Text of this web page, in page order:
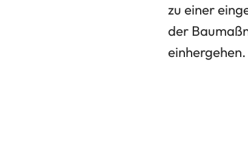
zu einer
der
einhergehen.